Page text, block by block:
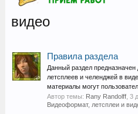
видео
Правила раздела
Данный раздел предназначен
летсплеев и челенджей в
материалы могут
Автор темы: Rany Randolff, 3
Видеоформат, летсплеи и